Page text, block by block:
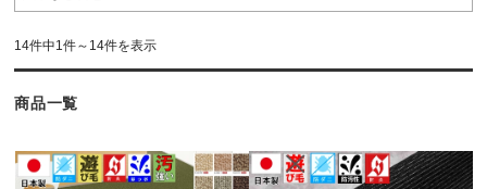
14件中1件～14件を表示
商品一覧